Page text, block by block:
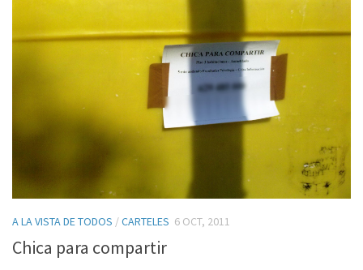
A LA VISTA DE TODOS /CARTELES 6 OCT, 2011
Chica para compartir